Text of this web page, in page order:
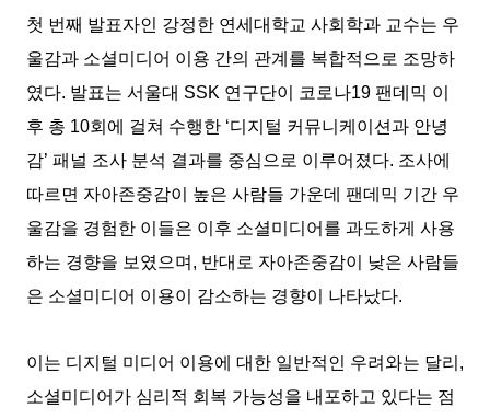
첫 번째 발표자인 강정한 연세대학교 사회학과 교수는 우
울감과 소셜미디어 이용 간의 관계를 복합적으로 조망하
였다. 발표는 서울대 SSK 연구단이 코로나19 팬데믹 이
후 총 10회에 걸쳐 수행한 ‘디지털 커뮤니케이션과 안녕
감’ 패널 조사 분석 결과를 중심으로 이루어졌다. 조사에
따르면 자아존중감이 높은 사람들 가운데 팬데믹 기간 우
울감을 경험한 이들은 이후 소셜미디어를 과도하게 사용
하는 경향을 보였으며, 반대로 자아존중감이 낮은 사람들
은 소셜미디어 이용이 감소하는 경향이 나타났다.
이는 디지털 미디어 이용에 대한 일반적인 우려와는 달리,
소셜미디어가 심리적 회복 가능성을 내포하고 있다는 점